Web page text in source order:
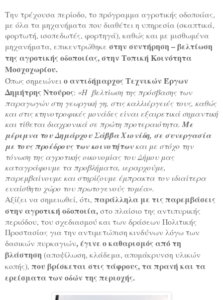
Την τρέχουσα περίοδο, το πρόγραμμα αγροτικής οδοποιίας,
με όλα τα μηχανήματα που διαθέτει η υπηρεσία (σκαπτικά,
φορτωτή, ισοπεδωτές, φορτηγά), καθώς και με μισθωμένα
μηχανήματα, επικεντρώθηκε στην συντήρηση – βελτίωση
της αγροτικής οδοποιίας, στην Τοπική Κοινότητα
Μοσχοχωρίου.
Όπως σημειώνειο αντιδήμαρχος Τεχνικών Έργων
Δημήτρης Ντούρος: «Η βελτίωση της πρόσβασης των
παραγωγών στη γεωργική γη, στις καλλιέργειές τους, καθώς
και στις κτηνοτροφικές μονάδες είναι εξαιρετικά σημαντική
και τίθεται διαχρονικά σε πρώτη προτεραιότητα. Με
μέριμνα του Δημάρχου Σάββα Χιονίδη, σε συνεργασία
με τους προέδρους των κοινοτήτωνκαι με στόχο την
τόνωση της αγροτικής οικονομίας του Δήμου μας
καταγράφουμε τα προβλήματα, ιεραρχούμε,
παρεμβαίνουμε και στηρίζουμε έμπρακτα τον ιδιαίτερα
ευαίσθητο χώρο του πρωτογενούς τομέα».
Αξίζει να σημειωθεί, ότι, παράλληλα με τις παρεμβάσεις
στην αγροτική οδοποιία,στο πλαίσιο της αντιπυρικής
περιόδου, του σχεδιασμού και των δράσεων Πολιτικής
Προστασίας για την αντιμετώπιση κινδύνων λόγω των
δασικών πυρκαγιών, έγινε ο καθαρισμός από τη
βλάστηση (αποψίλωση, κλάδεμα, απομάκρυνση υλικών
κοπής), που βρίσκεται στις τάφρους, τα πρανή και τα
ερείσματα των οδών της περιοχής.